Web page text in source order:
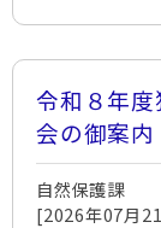
令和８年
会の御案内
自然保護課
[2026年07月